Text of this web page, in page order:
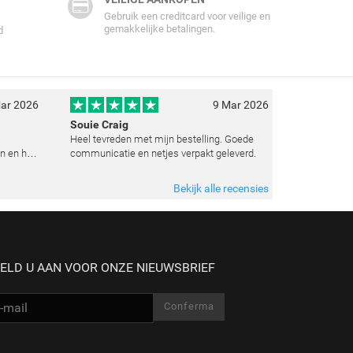
Gebruik een creditcard voor veilige en
gemakkelijke betalingen.
2026
en het
9 Mar 2026
Souie Craig
Heel tevreden met mijn bestelling. Goede
communicatie en netjes verpakt geleverd.
Bekijk alle recensies
U AAN VOOR ONZE NIEUWSBRIEF